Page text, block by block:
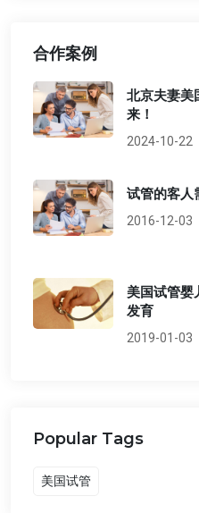
合作案例
北京夫妻美
来！
2024-10-22
试管的客人
2016-12-03
美国试管婴
发育
2019-01-03
Popular Tags
美国试管